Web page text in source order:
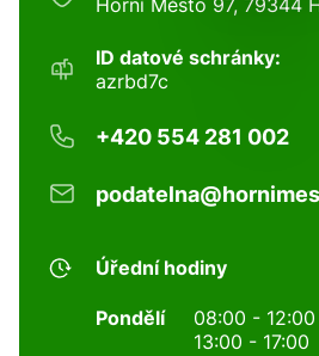
Horní Město 97, 79344
ID datové schránky:
azrbd7c
+420 554 281 002
Úřední hodiny
Pondělí
08:00 - 12:00
13:00 - 17:00